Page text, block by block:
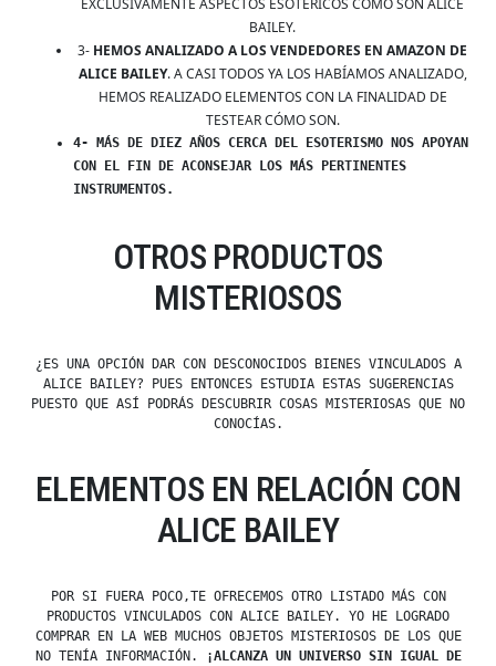
EXCLUSIVAMENTE ASPECTOS ESOTÉRICOS COMO SON ALICE
BAILEY.
3- HEMOS ANALIZADO A LOS VENDEDORES EN AMAZON DE
ALICE BAILEY. A CASI TODOS YA LOS HABÍAMOS ANALIZADO,
HEMOS REALIZADO ELEMENTOS CON LA FINALIDAD DE
TESTEAR CÓMO SON.
4- MÁS DE DIEZ AÑOS CERCA DEL ESOTERISMO NOS APOYAN
CON EL FIN DE ACONSEJAR LOS MÁS PERTINENTES
INSTRUMENTOS.
OTROS PRODUCTOS
MISTERIOSOS
¿ES UNA OPCIÓN DAR CON DESCONOCIDOS BIENES VINCULADOS A
ALICE BAILEY? PUES ENTONCES ESTUDIA ESTAS SUGERENCIAS
PUESTO QUE ASÍ PODRÁS DESCUBRIR COSAS MISTERIOSAS QUE NO
CONOCÍAS.
ELEMENTOS EN RELACIÓN CON
ALICE BAILEY
POR SI FUERA POCO,TE OFRECEMOS OTRO LISTADO MÁS CON
PRODUCTOS VINCULADOS CON ALICE BAILEY. YO HE LOGRADO
COMPRAR EN LA WEB MUCHOS OBJETOS MISTERIOSOS DE LOS QUE
NO TENÍA INFORMACIÓN.
¡ALCANZA UN UNIVERSO SIN IGUAL DE